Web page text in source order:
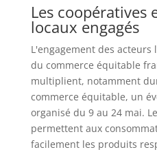
Les coopératives
locaux engagés
L'engagement des acteurs
du commerce équitable
multiplient, notamment
commerce équitable, un
organisé du 9 au 24 mai.
permettent aux
facilement les produits